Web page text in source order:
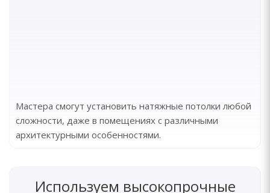
Мастера смогут установить натяжные потолки любой
сложности, даже в помещениях с различными
архитектурными особенностями.
Используем высокопрочные